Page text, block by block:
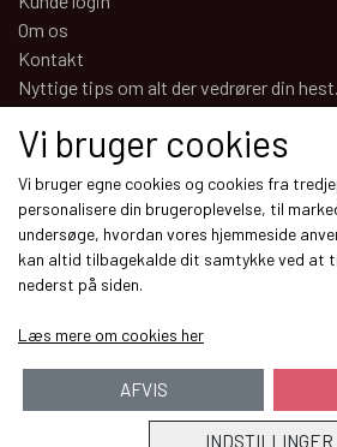
Om os
Kontakt
Nyttige tips om alt der vedrører din hest.
Sociale medier
Modtag vores nyhedsbrev via e-mail
Vi bruger cookies
Vi bruger egne cookies og cookies fra
personalisere din brugeroplevelse, til
undersøge, hvordan vores hjemmeside
kan altid tilbagekalde dit samtykke ved at
nederst på siden.
Læs mere om cookies her
INDSTILLINGER
AFVIS